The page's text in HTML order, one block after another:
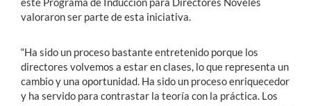
valoraron ser parte de esta iniciativa.
“Ha sido un proceso bastante entretenido porque los
directores volvemos a estar en clases, lo que representa un
cambio y una oportunidad. Ha sido un proceso enriquecedor
y ha servido para contrastar la teoría con la práctica. Los